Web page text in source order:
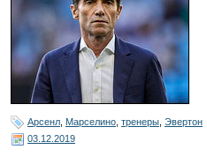
Арсенл Марселино тренеры Эвертон
03.12.2019